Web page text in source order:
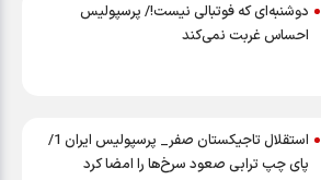
دوشنبه‌ای که فوتبالی نیست!/ پرسپولیس
احساس غربت نمی‌کند
استقلال تاجیکستان صفر_ پرسپولیس ایران 1/
پای چپ ترابی صعود سرخ‌ها را امضا کرد